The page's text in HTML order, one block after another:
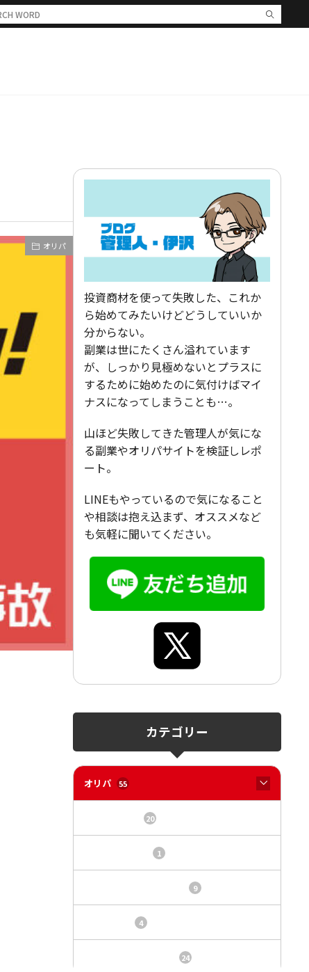
オリパ
投資商材を使って失敗した、これか
ら始めてみたいけどどうしていいか
分からない。
副業は世にたくさん溢れています
が、しっかり見極めないとプラスに
するために始めたのに気付けばマイ
ナスになってしまうことも…。
山ほど失敗してきた管理人が気にな
る副業やオリパサイトを検証しレポ
ート。
LINEもやっているので気になること
や相談は抱え込まず、オススメなど
も気軽に聞いてください。
カテゴリー
オリパ 55
20
1
9
4
24